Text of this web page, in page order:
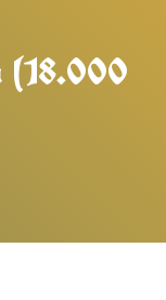
L
(18.000